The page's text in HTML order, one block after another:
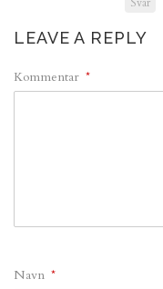
LEAVE A REPLY
Kommentar *
Navn *